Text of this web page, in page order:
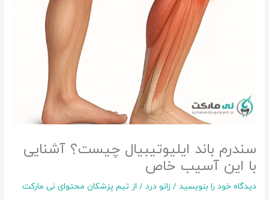
سندرم باند ایلیوتیبیال چیست؟ آشنایی
با این آسیب خاص
دیدگاه‌ خود را بنویسید / زانو درد / از تیم پزشکان محتوای نی مارکت